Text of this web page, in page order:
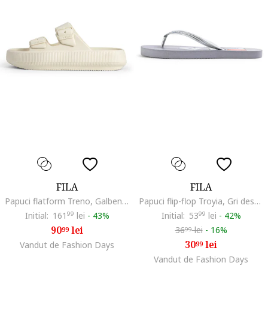
FILA
Papuci flatform Treno, Galben pal
Initial: 161 99 lei - 43%
9099lei
Vandut de Fashion Days
FILA
Papuci flip-flop Troyia, Gri deschis
Initial: 5399 lei - 42%
3699lei - 16%
3099lei
Vandut de Fashion Days